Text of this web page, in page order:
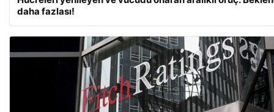
daha fazlası!